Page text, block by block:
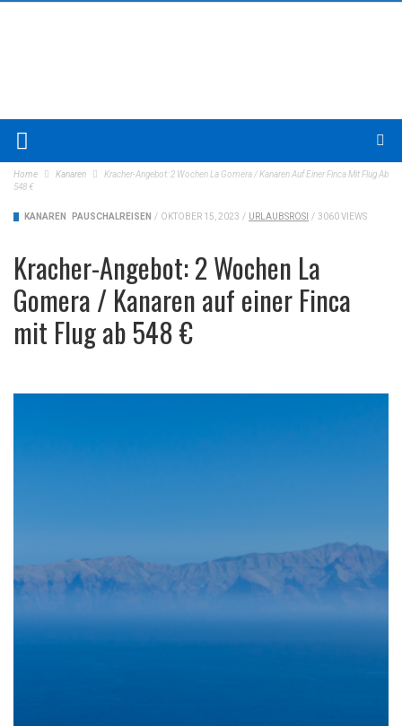
Home Kanaren
Kracher-Angebot: 2 Wochen La Gomera / Kanaren Auf Einer Finca Mit Flug Ab
548 €
KANAREN PAUSCHALREISEN / OKTOBER 15, 2023 / URLAUBSROSI / 3060 VIEWS
Kracher-Angebot: 2 Wochen La
Gomera / Kanaren auf einer Finca
mit Flug ab 548 €